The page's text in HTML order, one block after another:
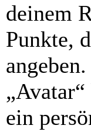
deinem
Punkte,
ein